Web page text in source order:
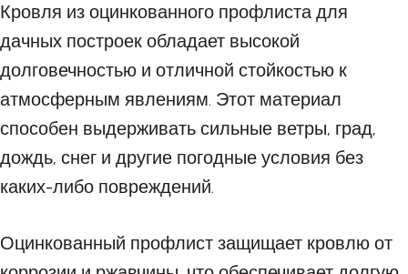
Кровля из оцинкованного профлиста для
дачных построек обладает высокой
долговечностью и отличной стойкостью к
атмосферным явлениям. Этот материал
способен выдерживать сильные ветры, град,
дождь, снег и другие погодные условия без
каких-либо повреждений.
Оцинкованный профлист защищает кровлю от